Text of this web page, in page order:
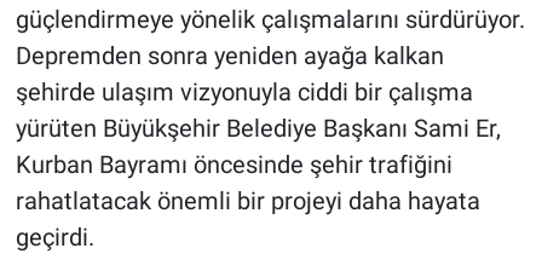
güçlendirmeye yönelik çalışmalarını sürdürüyor.
Depremden sonra yeniden ayağa kalkan
şehirde ulaşım vizyonuyla ciddi bir çalışma
yürüten Büyükşehir Belediye Başkanı Sami Er,
Kurban Bayramı öncesinde şehir trafiğini
rahatlatacak önemli bir projeyi daha hayata
geçirdi.